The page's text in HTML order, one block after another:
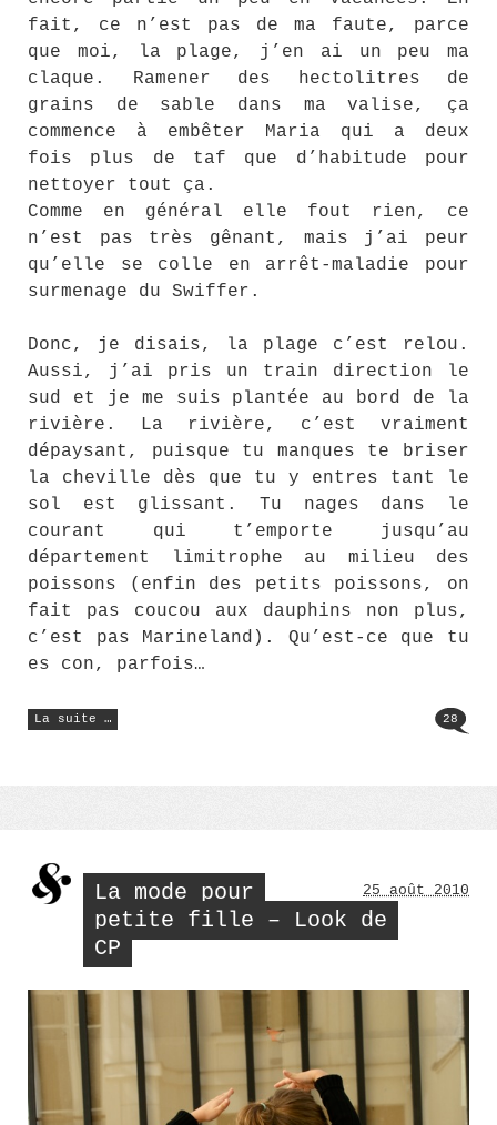
fait, ce n’est pas de ma faute, parce
que moi, la plage, j’en ai un peu ma
claque. Ramener des hectolitres de
grains de sable dans ma valise, ça
commence à embêter Maria qui a deux
fois plus de taf que d’habitude pour
nettoyer tout ça.
Comme en général elle fout rien, ce
n’est pas très gênant, mais j’ai peur
qu’elle se colle en arrêt-maladie pour
surmenage du Swiffer.
Donc, je disais, la plage c’est relou.
Aussi, j’ai pris un train direction le
sud et je me suis plantée au bord de la
rivière. La rivière, c’est vraiment
dépaysant, puisque tu manques te briser
la cheville dès que tu y entres tant le
sol est glissant. Tu nages dans le
courant qui t’emporte jusqu’au
département limitrophe au milieu des
poissons (enfin des petits poissons, on
fait pas coucou aux dauphins non plus,
c’est pas Marineland). Qu’est-ce que tu
es con, parfois…
La suite …
« Fish
Pedicure
28
La mode pour
petite fille – Look de
CP
25 août 2010